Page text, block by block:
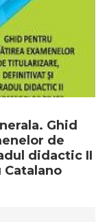
Ghid
de
didactic II
Catalano